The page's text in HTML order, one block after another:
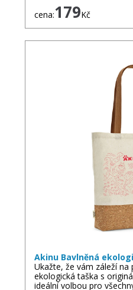
cena:179Kč
Akinu Bavlněná
Ukažte, že vám záleží
ekologická taška s
ideální volbou pro